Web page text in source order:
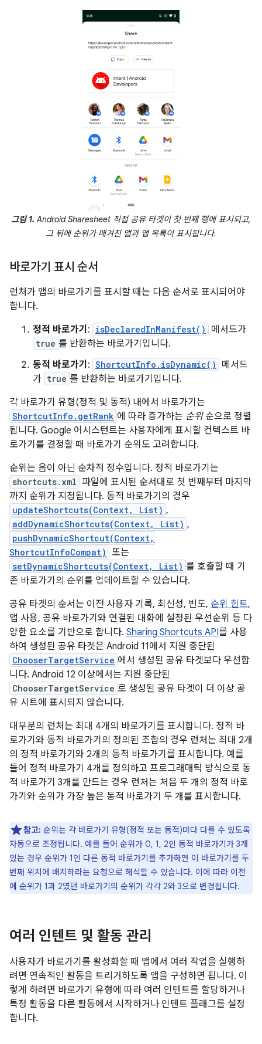
그림 1. Android Sharesheet 직접 공유 타겟이 첫 번째 행에 표시되고,
그 뒤에 순위가 매겨진 앱과 앱 목록이 표시됩니다.
바로가기 표시 순서
런처가 앱의 바로가기를 표시할 때는 다음 순서로 표시되어야
합니다.
정적 바로가기 : isDeclaredInManifest() 메서드가
true 를 반환하는 바로가기입니다.
동적 바로가기 : ShortcutInfo.isDynamic()
메서드
가 true 를 반환하는 바로가기입니다.
각 바로가기 유형(정적 및 동적) 내에서 바로가기는
ShortcutInfo.getRank 에 따라 증가하는 순위순으로 정렬
됩니다. Google 어시스턴트는 사용자에게 표시할 컨텍스트 바
로가기를 결정할 때 바로가기 순위도 고려합니다.
순위는 음이 아닌 순차적 정수입니다. 정적 바로가기는
shortcuts.xml 파일에 표시된 순서대로 첫 번째부터 마지막
까지 순위가 지정됩니다. 동적 바로가기의 경우
updateShortcuts(Context, List) ,
addDynamicShortcuts(Context, List) ,
pushDynamicShortcut(Context,
ShortcutInfoCompat)
또는
setDynamicShortcuts(Context, List) 를 호출할 때 기
존 바로가기의 순위를 업데이트할 수 있습니다.
공유 타겟의 순서는 이전 사용자 기록, 최신성, 빈도, 순위 힌트,
앱 사용, 공유 바로가기와 연결된 대화에 설정된 우선순위 등 다
양한 요소를 기반으로 합니다. Sharing Shortcuts API를 사용
하여 생성된 공유 타겟은 Android 11에서 지원 중단된
ChooserTargetService 에서 생성된 공유 타겟보다 우선합
니다. Android 12 이상에서는 지원 중단된
ChooserTargetService 로 생성된 공유 타겟이 더 이상 공
유 시트에 표시되지 않습니다.
대부분의 런처는 최대 4개의 바로가기를 표시합니다. 정적 바
로가기와 동적 바로가기의 정의된 조합의 경우 런처는 최대 2개
의 정적 바로가기와 2개의 동적 바로가기를 표시합니다. 예를
들어 정적 바로가기 4개를 정의하고 프로그래매틱 방식으로 동
적 바로가기 3개를 만드는 경우 런처는 처음 두 개의 정적 바로
가기와 순위가 가장 높은 동적 바로가기 두 개를 표시합니다.
참고: 순위는 각 바로가기 유형(정적 또는 동적)마다 다를 수 있도록
자동으로 조정됩니다. 예를 들어 순위가 0, 1, 2인 동적 바로가기가 3개
있는 경우 순위가 1인 다른 동적 바로가기를 추가하면 이 바로가기를 두
번째 위치에 배치하라는 요청으로 해석할 수 있습니다. 이에 따라 이전
에 순위가 1과 2였던 바로가기의 순위가 각각 2와 3으로 변경됩니다.
여러 인텐트 및 활동 관리
사용자가 바로가기를 활성화할 때 앱에서 여러 작업을 실행하
려면 연속적인 활동을 트리거하도록 앱을 구성하면 됩니다. 이
렇게 하려면 바로가기 유형에 따라 여러 인텐트를 할당하거나
특정 활동을 다른 활동에서 시작하거나 인텐트 플래그를 설정
합니다.